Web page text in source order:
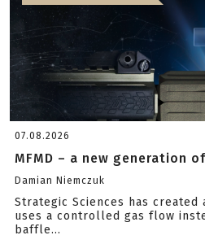
07.08.2026
MFMD – a new generation
Damian Niemczuk
Strategic Sciences has created
uses a controlled gas flow
baffle...